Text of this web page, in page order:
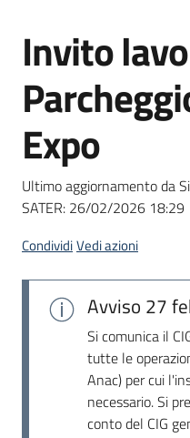
Bandi
strumenti
acquisto
Supporto
telematiche
Salta al contenuto
Invito
Expo
Ultimo aggiornamento da
SATER: 26/02/2026 18:29
CondividiVedi azioni
Avviso 27
Si comunica il
tutte le
Anac) per cui
necessario. Si
conto del CIG